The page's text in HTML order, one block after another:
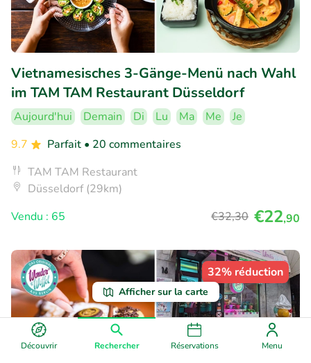
Découvrir Rechercher Réservations Menu
Afficher sur la carte
Vietnamesisches 3-Gänge-Menü nach Wahl
im TAM TAM Restaurant Düsseldorf
Aujourd'hui Demain Di Lu Ma Me
Je
9.7
Parfait • 20 commentaires
TAM TAM Restaurant
Düsseldorf (29km)
Vendu : 65
€32,30 €22,90
32% réduction